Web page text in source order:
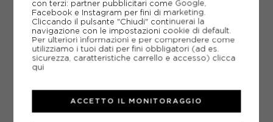
Come ordinare la taglia giusta?
Come scegliere la misura giusta delle
scarpe ON?
con terzi: partner pubblicitari come Google,
Facebook e Instagram per fini di marketing.
Cliccando il pulsante "Chiudi" continuerai la
navigazione con le impostazioni cookie di default.
Per ulteriori informazioni e per comprendere come
utilizziamo i tuoi dati per fini obbligatori (ad es.
sicurezza, caratteristiche carrello e accesso) clicca
qui
ACCETTO IL MONITORAGGIO